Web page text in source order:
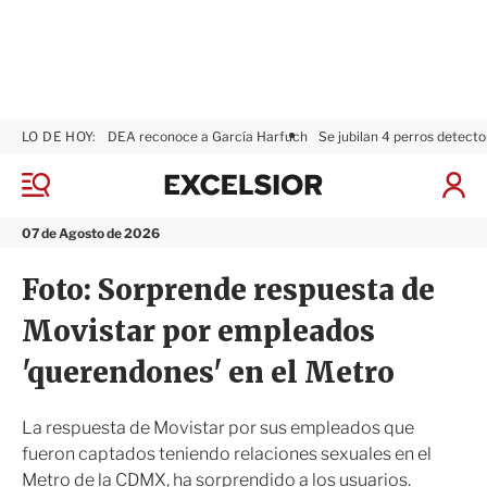
M
n
07 de Agosto de 2026
LO DE HOY: DEA reconoce a García Harfuch Se jubilan 4 perros
I
x
i
r
Foto: Sorprende respuesta de
Movistar por empleados
'querendones' en el Metro
La respuesta de Movistar por sus empleados que
fueron captados teniendo relaciones sexuales en el
Metro de la CDMX, ha sorprendido a los usuarios.